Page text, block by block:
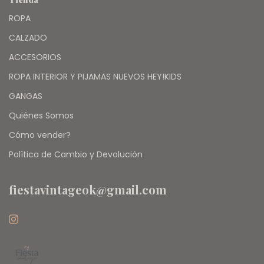
ROPA
CALZADO
ACCESORIOS
ROPA INTERIOR Y PIJAMAS NUEVOS HEY!KIDS
GANGAS
Quiénes Somos
Cómo vender?
Política de Cambio y Devolución
fiestavintageok@gmail.com